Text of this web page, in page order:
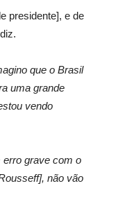
presidente], e de
que o Brasil
uma grande
vendo
grave com o
não vão